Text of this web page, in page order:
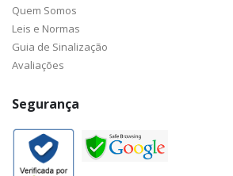
Quem Somos
Leis e Normas
Guia de Sinalização
Avaliações
Segurança